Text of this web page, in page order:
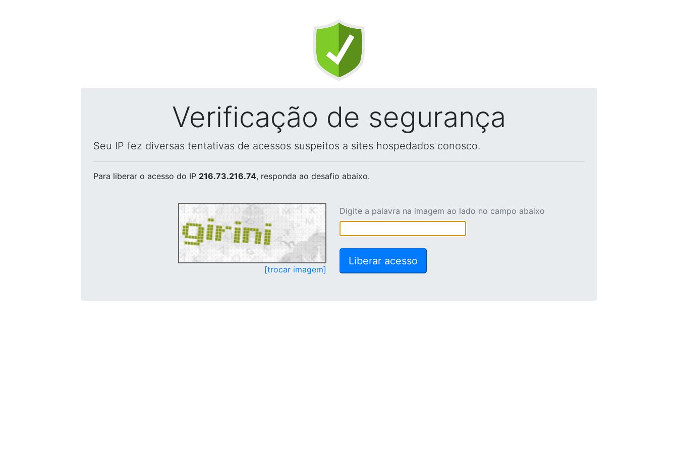
Verificação de segurança
Seu IP fez diversas tentativas de acessos suspeitos a sites hospedados conosco.
Para liberar o acesso do IP 216.73.216.74, responda ao desafio abaixo.
[trocar imagem]
Digite a palavra na imagem ao lado no campo abaixo